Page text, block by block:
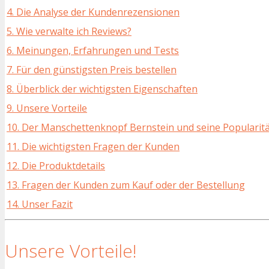
4. Die Analyse der Kundenrezensionen
5. Wie verwalte ich Reviews?
6. Meinungen, Erfahrungen und Tests
7. Für den günstigsten Preis bestellen
8. Überblick der wichtigsten Eigenschaften
9. Unsere Vorteile
10. Der Manschettenknopf Bernstein und seine
11. Die wichtigsten Fragen der Kunden
12. Die Produktdetails
13. Fragen der Kunden zum Kauf oder der Bestellung
14. Unser Fazit
Unsere Vorteile!